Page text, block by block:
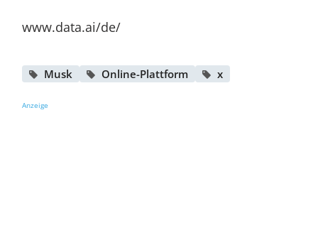
www.data.ai/de/
Musk Online-Plattform x
Anzeige